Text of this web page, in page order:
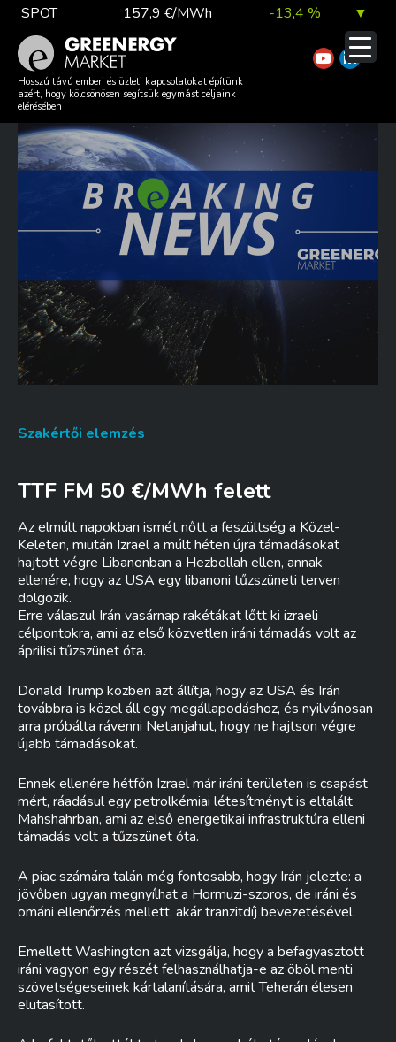
Skip
content
SPOT 157,9 €/MWh -13,4 % ▼
TTF DA 56,1 €/MWh 7,0 % ▲
EUA 81,9 €/t 1,0 %
DAX index 26 140,13 0,1 % ▲
EUR árfolyam 363,03 Ft
Hosszú távú emberi és üzleti kapcsolatokat építünk
azért, hogy kölcsönösen segítsük egymást céljaink
elérésében
#BREAKINGNEWS 20260608
Szakértői elemzés
TTF FM 50 €/MWh felett
Az elmúlt napokban ismét nőtt a feszültség a Közel-
Keleten, miután Izrael a múlt héten újra támadásokat
hajtott végre Libanonban a Hezbollah ellen, annak
ellenére, hogy az USA egy libanoni tűzszüneti terven
dolgozik.
Erre válaszul Irán vasárnap rakétákat lőtt ki izraeli
célpontokra, ami az első közvetlen iráni támadás volt az
áprilisi tűzszünet óta.
Donald Trump közben azt állítja, hogy az USA és Irán
továbbra is közel áll egy megállapodáshoz, és nyilvánosan
arra próbálta rávenni Netanjahut, hogy ne hajtson végre
újabb támadásokat.
Ennek ellenére hétfőn Izrael már iráni területen is csapást
mért, ráadásul egy petrolkémiai létesítményt is eltalált
Mahshahrban, ami az első energetikai infrastruktúra elleni
támadás volt a tűzszünet óta.
A piac számára talán még fontosabb, hogy Irán jelezte: a
jövőben ugyan megnyílhat a Hormuzi-szoros, de iráni és
ománi ellenőrzés mellett, akár tranzitdíj bevezetésével.
Emellett Washington azt vizsgálja, hogy a befagyasztott
iráni vagyon egy részét felhasználhatja-e az öböl menti
szövetségeseinek kártalanítására, amit Teherán élesen
elutasított.